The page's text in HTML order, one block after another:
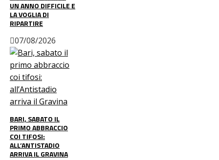
UN ANNO DIFFICILE E
LA VOGLIA DI
RIPARTIRE
07/08/2026
BARI, SABATO IL
PRIMO ABBRACCIO
COI TIFOSI:
ALL’ANTISTADIO
ARRIVA IL GRAVINA